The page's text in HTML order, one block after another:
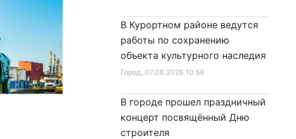
Город, 07.08.2026 10:56
В Курортном районе ведутся
работы по сохранению
объекта культурного наследия
В городе прошел праздничный
концерт посвящённый Дню
строителя